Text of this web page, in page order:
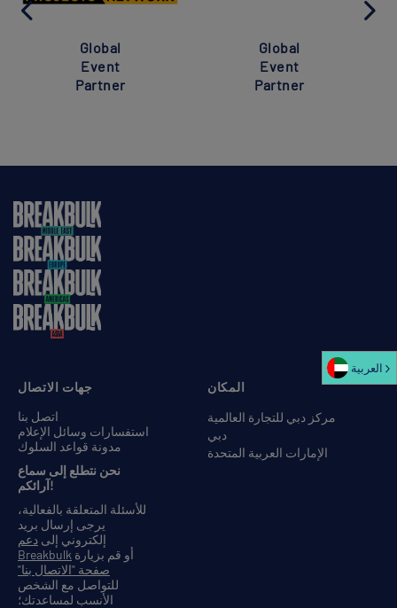
Global
Event
Partner
Global
Event
Partner
المكان
مركز دبي للتجارة العالمية
دبي
الإمارات العربية المتحدة
جهات الاتصال
اتصل بنا
استفسارات وسائل الإعلام
مدونة قواعد السلوك
نحن نتطلع إلى سماع
آرائكم!
للأسئلة المتعلقة بالفعالية،
يرجى إرسال بريد
إلكتروني إلى دعم
Breakbulk أو قم بزيارة
صفحة "الاتصال بنا"
للتواصل مع الشخص
الأنسب لمساعدتك؛
العربية‏